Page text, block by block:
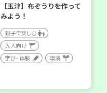
【玉津】布ぞうりを作って
みよう！
親子で楽しむ
大人向け
学び・体験
環境